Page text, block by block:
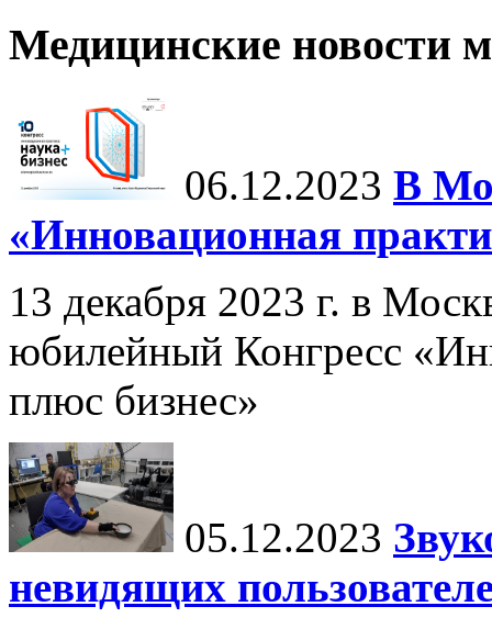
Медицинские новости
06.12.2023 В
«Инновационная
13 декабря 2023 г. в
юбилейный Конгресс
плюс бизнес»
05.12.2023
невидящих